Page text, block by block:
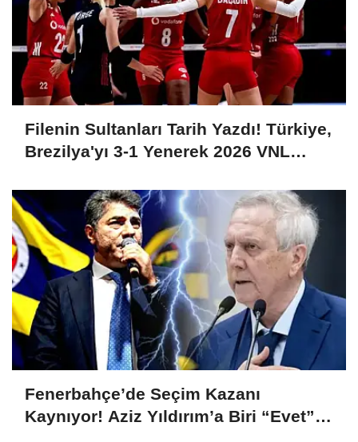
Filenin Sultanları Tarih Yazdı! Türkiye,
Brezilya'yı 3-1 Yenerek 2026 VNL
Fenerbahçe’de Seçim Kazanı
Kaynıyor! Aziz Yıldırım’a Biri “Evet”